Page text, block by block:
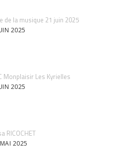
de la musique 21 juin 2025
2025
Monplaisir Les Kyrielles
2025
RICOCHET
2025